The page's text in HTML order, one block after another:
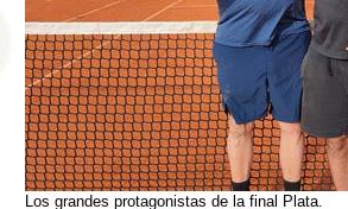
Los grandes protagonistas de la final Plata.